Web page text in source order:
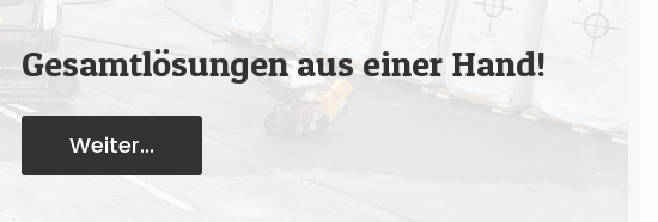
Gesamtlösungen aus einer Hand!
Weiter...